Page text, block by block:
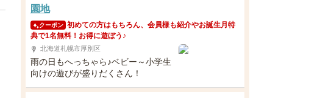
園地
クーポン 初めての方はもちろん、会員様も紹介やお誕生月特
典で1名無料！お得に遊ぼう♪
北海道札幌市厚別区
雨の日もへっちゃら♪ベビー～小学生
向けの遊びが盛りだくさん！